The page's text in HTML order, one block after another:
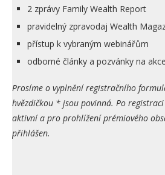
2 zprávy Family Wealth Report
pravidelný zpravodaj Wealth
přístup k vybraným webinářům
odborné články a pozvánky na akce
Prosíme o vyplnění registračního
hvězdičkou * jsou povinná. Po registraci
aktivní a pro prohlížení prémiového
přihlášen.